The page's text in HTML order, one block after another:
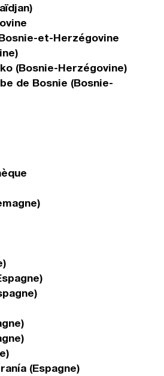
et-Herzégovine
(Bosnie-Herzégovine)
de Bosnie (Bosnie-
(Espagne)